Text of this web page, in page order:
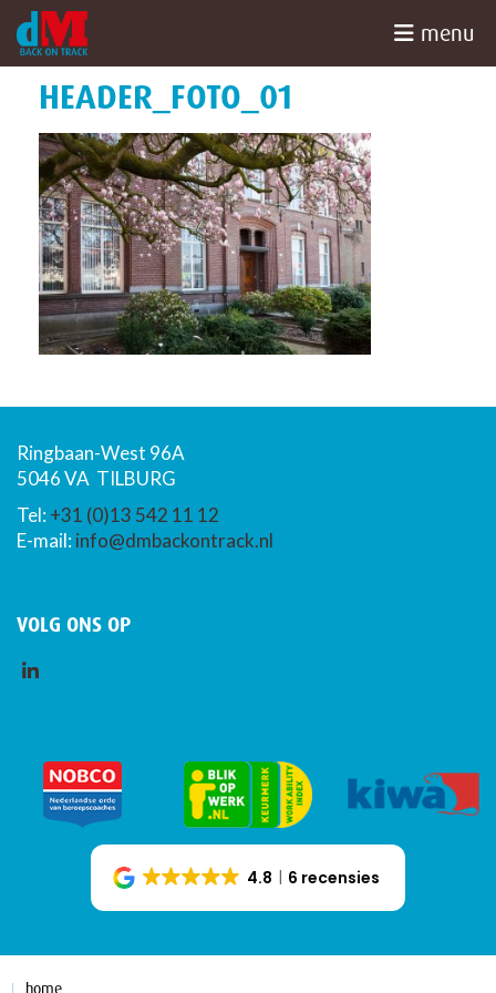
menu
Home
Coaching
Advies
Wie zijn
Blog
Contact
HOME »
HEADER_FOTO_01
Ringbaan-West 96A
5046 VA TILBURG
Tel:+31 (0)13 542 11 12
E-mail:info@dmbackontrack.nl
VOLG ONS OP
4.8 6 recensies
home